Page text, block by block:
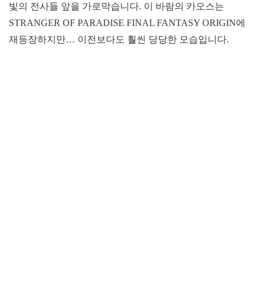
빛의 전사들 앞을 가로막습니다. 이 바람의 카오스는
STRANGER OF PARADISE FINAL FANTASY ORIGIN에
재등장하지만… 이전보다도 훨씬 당당한 모습입니다.